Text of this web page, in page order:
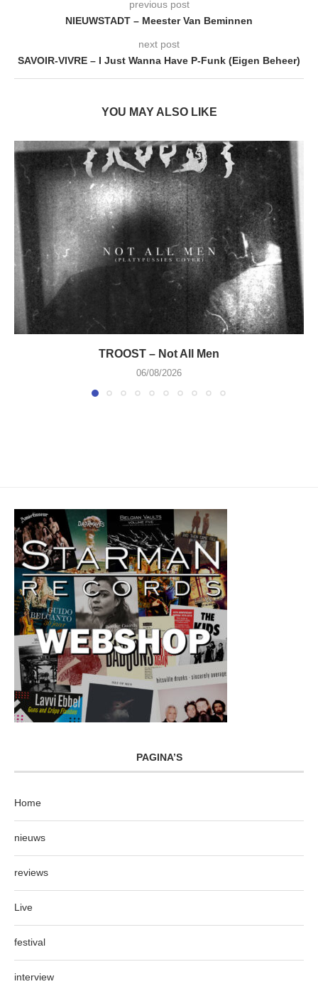
previous post
NIEUWSTADT – Meester Van Beminnen
next post
SAVOIR-VIVRE – I Just Wanna Have P-Funk (Eigen Beheer)
YOU MAY ALSO LIKE
TROOST – Not All Men
06/08/2026
PAGINA’S
Home
nieuws
reviews
Live
festival
interview